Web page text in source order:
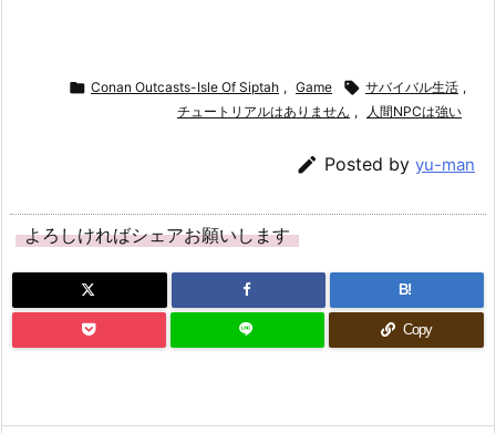
 Conan Outcasts-Isle Of Siptah , Game  サバイバル生活 ,
チュートリアルはありません , 人間NPCは強い
 Posted by yu-man
よろしければシェアお願いします
B!
Copy